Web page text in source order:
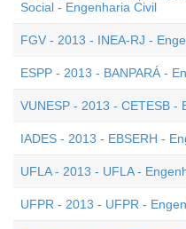
Social - Engenharia Civil
FGV - 2013 - INEA-RJ -
ESPP - 2013 - BANPARÁ -
VUNESP - 2013 - CETESB -
IADES - 2013 - EBSERH -
UFLA - 2013 - UFLA -
UFPR - 2013 - UFPR -